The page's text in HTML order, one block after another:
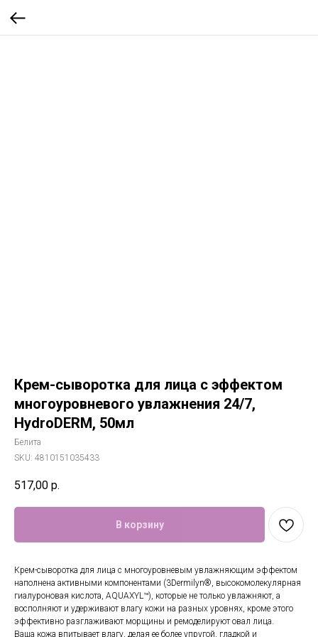
Крем-сыворотка для лица с эффектом
многоуровневого увлажнения 24/7,
HydroDERM, 50мл
Белита
SKU: 4810151035433
517,00 р.
В корзину
Крем-сыворотка для лица с многоуровневым увлажняющим эффектом
наполнена активными компонентами (3Dermilyn®, высокомолекулярная
гиалуроновая кислота, AQUAXYL™), которые не только увлажняют, а
восполняют и удерживают влагу кожи на разных уровнях, кроме этого
эффективно разглаживают морщины и ремоделируют овал лица.
Ваша кожа впитывает влагу, делая ее более упругой, гладкой и